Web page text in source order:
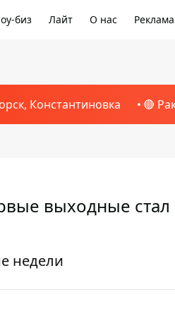
биз Лайт О нас Реклама
Константиновка 🔴
выходные
недели